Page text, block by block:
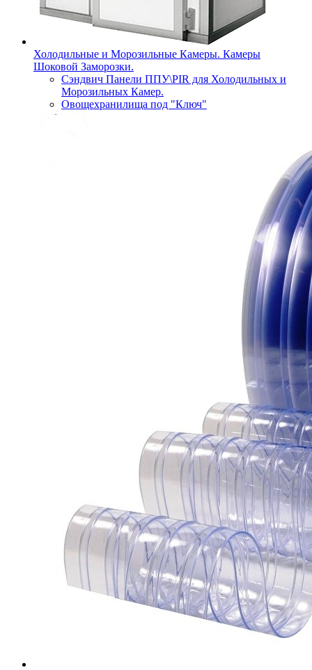
Холодильные и Морозильные Камеры. Камеры
Шоковой Заморозки.
Сэндвич Панели ППУ\PIR для Холодильных и
Морозильных Камер.
Овощехранилища под "Ключ"